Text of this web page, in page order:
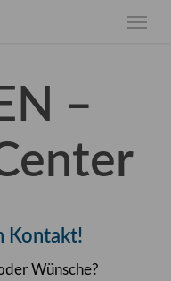
–
Kontakt!
Wünsche?